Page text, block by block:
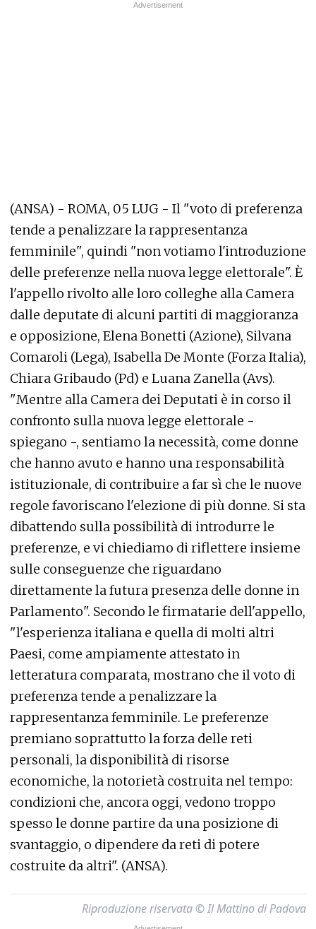
(ANSA) - ROMA, 05 LUG - Il "voto di preferenza
tende a penalizzare la rappresentanza
femminile", quindi "non votiamo l'introduzione
delle preferenze nella nuova legge elettorale". È
l'appello rivolto alle loro colleghe alla Camera
dalle deputate di alcuni partiti di maggioranza
e opposizione, Elena Bonetti (Azione), Silvana
Comaroli (Lega), Isabella De Monte (Forza Italia),
Chiara Gribaudo (Pd) e Luana Zanella (Avs).
"Mentre alla Camera dei Deputati è in corso il
confronto sulla nuova legge elettorale -
spiegano -, sentiamo la necessità, come donne
che hanno avuto e hanno una responsabilità
istituzionale, di contribuire a far sì che le nuove
regole favoriscano l'elezione di più donne. Si sta
dibattendo sulla possibilità di introdurre le
preferenze, e vi chiediamo di riflettere insieme
sulle conseguenze che riguardano
direttamente la futura presenza delle donne in
Parlamento". Secondo le firmatarie dell'appello,
"l'esperienza italiana e quella di molti altri
Paesi, come ampiamente attestato in
letteratura comparata, mostrano che il voto di
preferenza tende a penalizzare la
rappresentanza femminile. Le preferenze
premiano soprattutto la forza delle reti
personali, la disponibilità di risorse
economiche, la notorietà costruita nel tempo:
condizioni che, ancora oggi, vedono troppo
spesso le donne partire da una posizione di
svantaggio, o dipendere da reti di potere
costruite da altri". (ANSA).
Riproduzione riservata © Il Mattino di Padova